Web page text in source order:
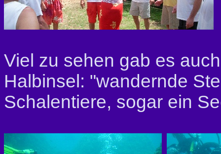
Viel zu sehen gab es
Halbinsel: "wandernde
Schalentiere, sogar ein